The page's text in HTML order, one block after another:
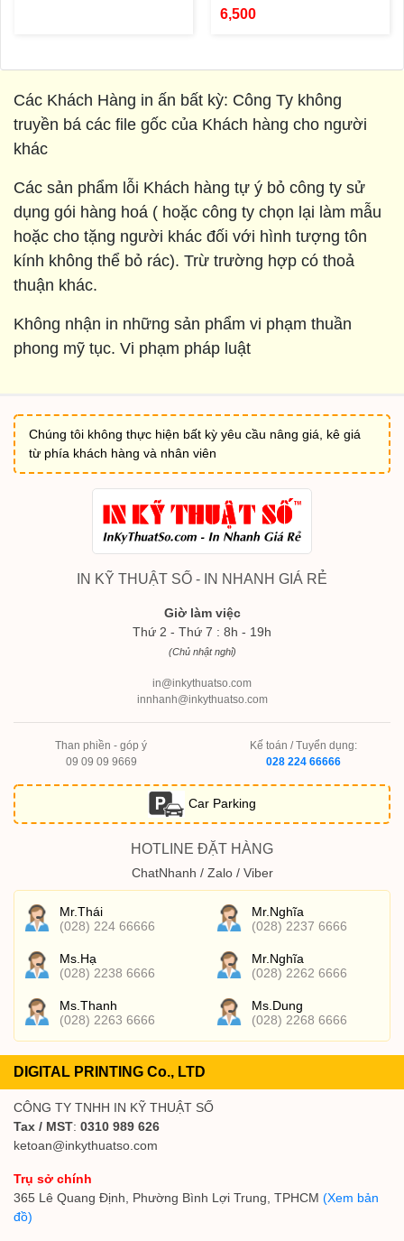
6,500
Các Khách Hàng in ấn bất kỳ: Công Ty không
truyền bá các file gốc của Khách hàng cho người
khác
Các sản phẩm lỗi Khách hàng tự ý bỏ công ty sử
dụng gói hàng hoá ( hoặc công ty chọn lại làm mẫu
hoặc cho tặng người khác đối với hình tượng tôn
kính không thể bỏ rác). Trừ trường hợp có thoả
thuận khác.
Không nhận in những sản phẩm vi phạm thuần
phong mỹ tục. Vi phạm pháp luật
Chúng tôi không thực hiện bất kỳ yêu cầu nâng giá, kê giá
từ phía khách hàng và nhân viên
IN KỸ THUẬT SỐ - IN NHANH GIÁ RẺ
Giờ làm việc
Thứ 2 - Thứ 7 : 8h - 19h
(Chủ nhật nghỉ)
in@inkythuatso.com
innhanh@inkythuatso.com
Than phiền - góp ý
09 09 09 9669
Kế toán / Tuyển dụng:
028 224 66666
Car Parking
HOTLINE ĐẶT HÀNG
ChatNhanh / Zalo / Viber
Mr.Thái
(028) 224 66666
Mr.Nghĩa
(028) 2237 6666
Ms.Hạ
(028) 2238 6666
Mr.Nghĩa
(028) 2262 6666
Ms.Thanh
(028) 2263 6666
Ms.Dung
(028) 2268 6666
DIGITAL PRINTING Co., LTD
CÔNG TY TNHH IN KỸ THUẬT SỐ
Tax / MST: 0310 989 626
ketoan@inkythuatso.com
Trụ sở chính
365 Lê Quang Định, Phường Bình Lợi Trung, TPHCM (Xem bản
đồ)